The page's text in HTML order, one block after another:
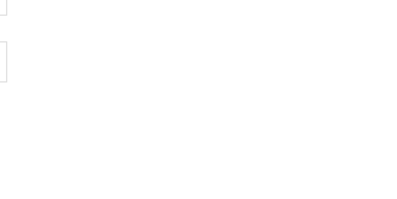
electrónico:*
web: